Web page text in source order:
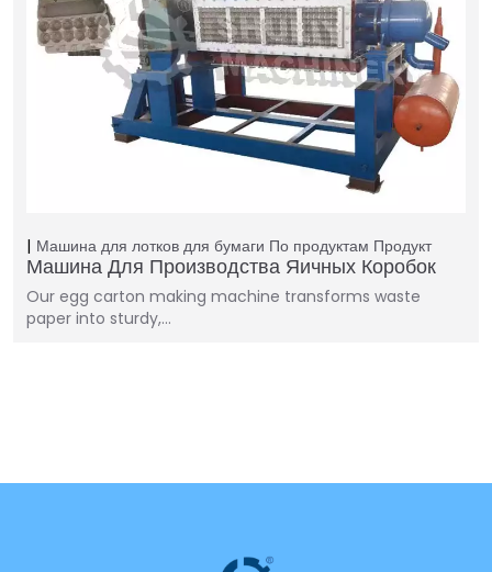
Машина для лотков для бумаги По продуктам Продукт
Машина Для Производства Яичных Коробок
Our egg carton making machine transforms waste
paper into sturdy,…